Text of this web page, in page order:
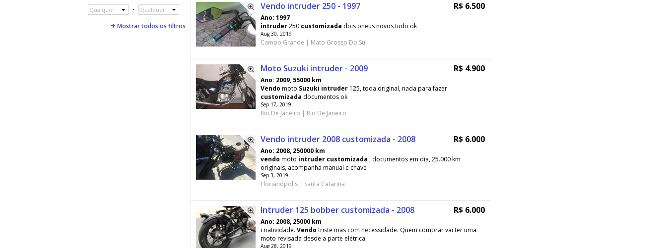
Vendo intruder 250 - 1997 R$ 6.500
Ano: 1997
intruder250 customizada dois pneus novos tudo ok
Aug 30, 2019
Campo Grande | Mato Grosso Do Sul
Moto Suzuki intruder - 2009 R$ 4.900
Ano: 2009, 55000 km
Vendo moto Suzuki intruder 125, toda original, nada para fazer
customizada documentos ok
Sep 17, 2019
Rio De Janeiro | Rio De Janeiro
Vendo intruder 2008 customizada - 2008 R$ 6.000
Ano: 2008, 250000 km
vendo moto intruder customizada , documentos em dia, 25.000 km
originais, acompanha manual e chave
Sep 3, 2019
Florianópolis | Santa Catarina
Intruder 125 bobber customizada - 2008 R$ 6.000
Ano: 2008, 25000 km
criatividade. Vendo triste mas com necessidade. Quem comprar vai ter uma
moto revisada desde a parte elétrica
Aug 28, 2019
Qualquer - Qualquer
Mostrar todos os filtros